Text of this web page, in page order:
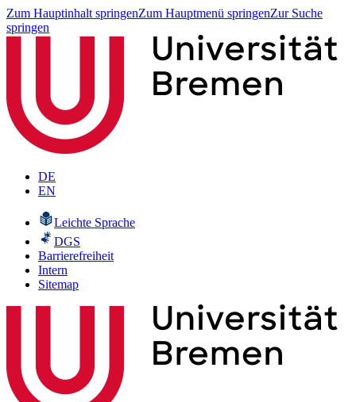
Zum Hauptinhalt springenZum Hauptmenü springenZur Suche
springen
DE
EN
Leichte Sprache
DGS
Barrierefreiheit
Intern
Sitemap